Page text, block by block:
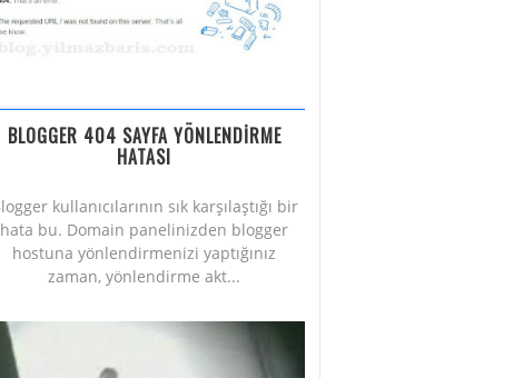
BLOGGER 404 SAYFA YÖNLENDİRME
HATASI
kullanıcılarının sık karşılaştığı bir
hata bu. Domain panelinizden blogger
hostuna yönlendirmenizi yaptığınız
zaman, yönlendirme akt...